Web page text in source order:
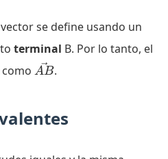
se define usando un
terminal B. Por lo tanto, el
\vec{AB}
AB.